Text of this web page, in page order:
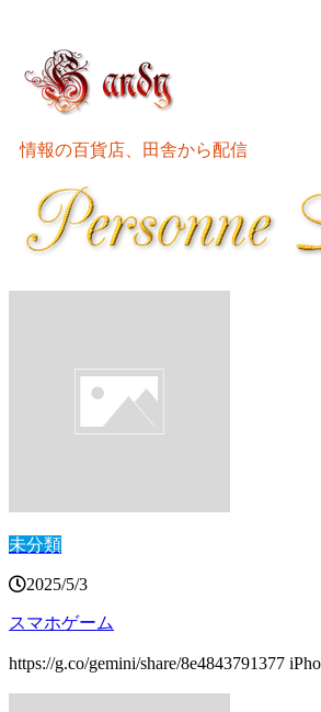
情報の百貨店、田舎から配信
未分類
2025/5/3
スマホゲーム
https://g.co/gemini/share/8e4843791377